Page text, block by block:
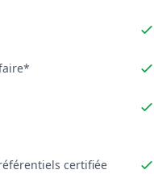
certifiée